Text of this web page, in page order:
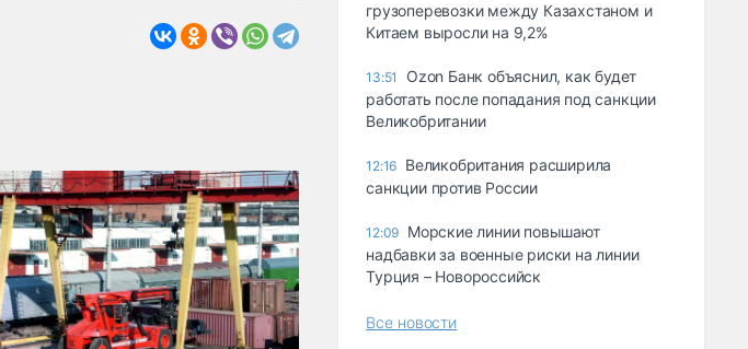
грузоперевозки между Казахстаном и
Китаем выросли на 9,2%
13:51
Ozon Банк объяснил, как будет
работать после попадания под санкции
Великобритании
12:16 Великобритания расширила
санкции против России
12:09 Морские линии повышают
надбавки за военные риски на линии
Турция – Новороссийск
Все новости